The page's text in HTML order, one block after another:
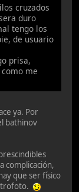
cruzados
duro
tengo los
de usuario
prisa,
me
ya. Por
bathinov
complicación,
que ser físico